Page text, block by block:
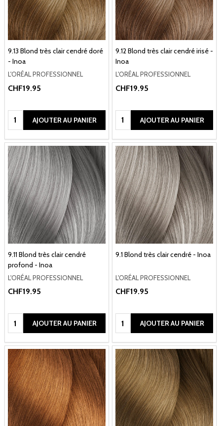
9.13 Blond très clair cendré doré
- Inoa
L'ORÉAL PROFESSIONNEL
CHF19.95
Quantité:AJOUTER AU PANIER
9.12 Blond très clair cendré irisé -
Inoa
L'ORÉAL PROFESSIONNEL
CHF19.95
Quantité:AJOUTER AU PANIER
9.11 Blond très clair cendré
profond - Inoa
L'ORÉAL PROFESSIONNEL
CHF19.95
Quantité:AJOUTER AU PANIER
9.1 Blond très clair cendré - Inoa
L'ORÉAL PROFESSIONNEL
CHF19.95
Quantité:AJOUTER AU PANIER